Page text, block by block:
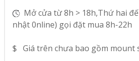
Mở cửa từ 8h > 18h,Thứ hai
nhật 0nline) gọi đặt mua 8h-22h
$ Giá trên chưa bao gồm mount